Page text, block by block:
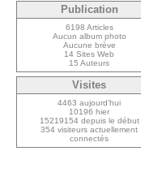
Publication
6198 Articles
Aucun album photo
Aucune brève
14 Sites Web
15 Auteurs
Visites
4463 aujourd’hui
10196 hier
15219154 depuis le début
354 visiteurs actuellement
connectés